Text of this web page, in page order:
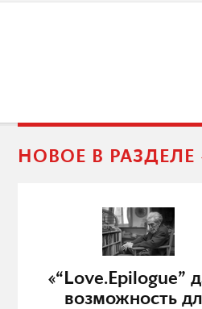
НОВОЕ В
«“Love.Epilogue”
возможность